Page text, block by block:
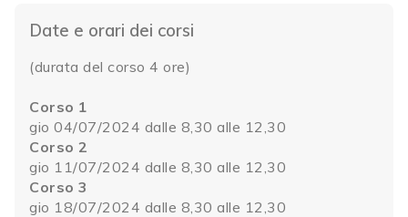
Date e orari dei corsi
(durata del corso 4 ore)
Corso 1
gio 04/07/2024 dalle 8,30 alle 12,30
Corso 2
gio 11/07/2024 dalle 8,30 alle 12,30
Corso 3
gio 18/07/2024 dalle 8,30 alle 12,30